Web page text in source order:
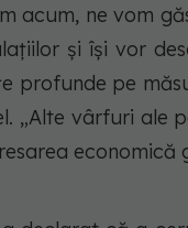
acum, ne vom
și își vor
profunde pe
„Alte vârfuri ale
economică